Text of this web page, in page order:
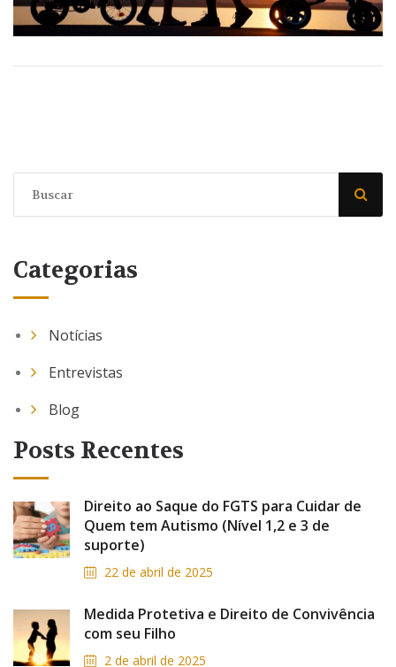
Categorias
Notícias
Entrevistas
Blog
Posts Recentes
Direito ao Saque do FGTS para Cuidar de
Quem tem Autismo (Nível 1,2 e 3 de
suporte)
22 de abril de 2025
Medida Protetiva e Direito de Convivência
com seu Filho
2 de abril de 2025